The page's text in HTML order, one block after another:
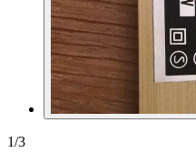
1/3